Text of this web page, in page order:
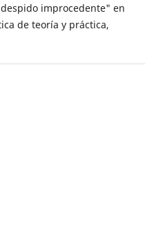
improcedente" en
de teoría y práctica,